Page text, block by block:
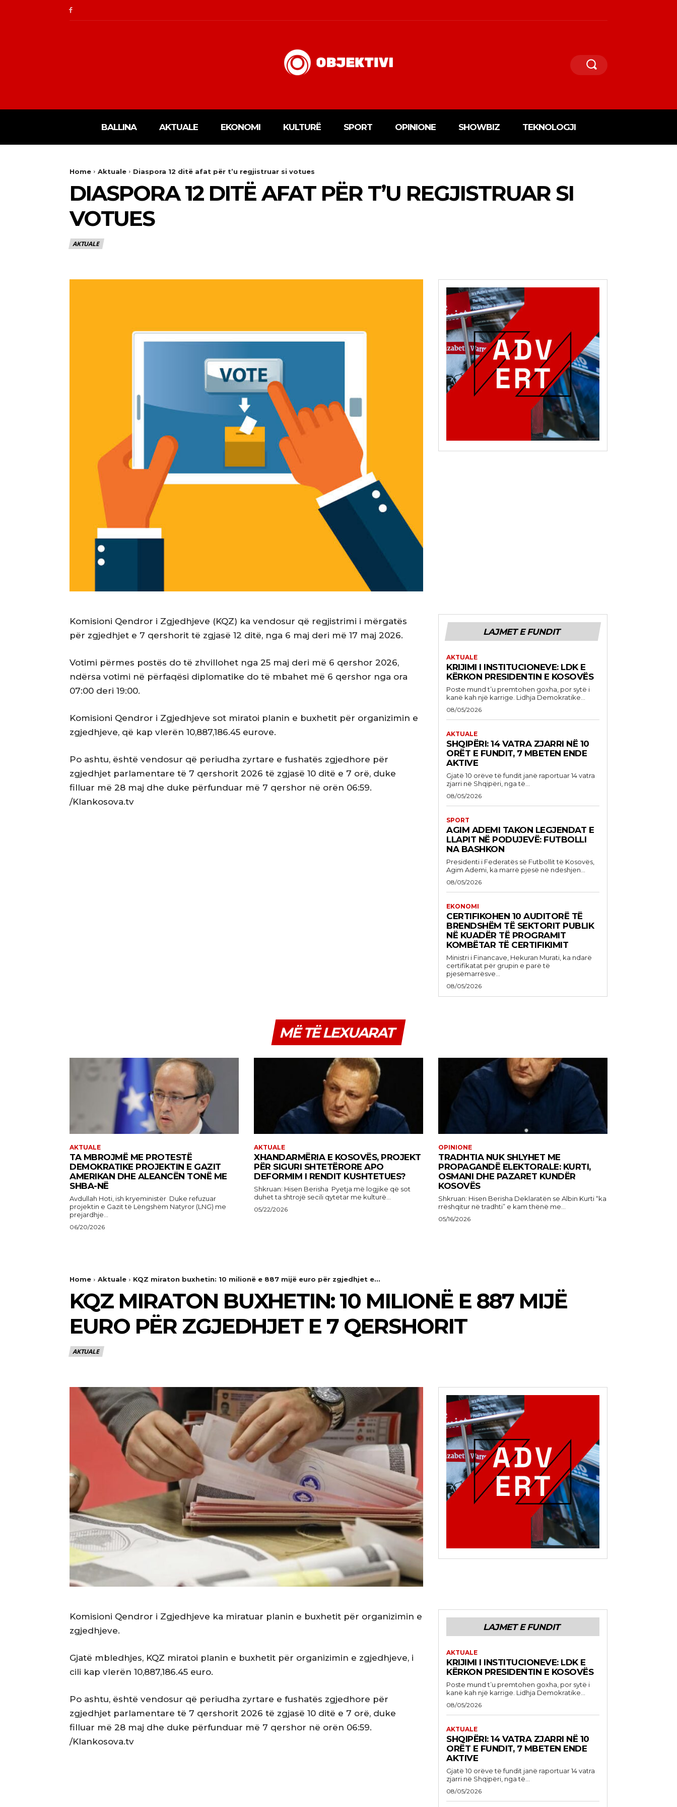
BALLINA AKTUALE EKONOMI KULTURË SPORT OPINIONE SHOWBIZ TEKNOLOGJI
Home Aktuale Diaspora 12 ditë afat për t’u regjistruar si votues
DIASPORA 12 DITË AFAT PËR T’U REGJISTRUAR SI
VOTUES
AKTUALE
Komisioni Qendror i Zgjedhjeve (KQZ) ka vendosur që regjistrimi i mërgatës
për zgjedhjet e 7 qershorit të zgjasë 12 ditë, nga 6 maj deri më 17 maj 2026.
Votimi përmes postës do të zhvillohet nga 25 maj deri më 6 qershor 2026,
ndërsa votimi në përfaqësi diplomatike do të mbahet më 6 qershor nga ora
07:00 deri 19:00.
Komisioni Qendror i Zgjedhjeve sot miratoi planin e buxhetit për organizimin e
zgjedhjeve, që kap vlerën 10,887,186.45 eurove.
Po ashtu, është vendosur që periudha zyrtare e fushatës zgjedhore për
zgjedhjet parlamentare të 7 qershorit 2026 të zgjasë 10 ditë e 7 orë, duke
filluar më 28 maj dhe duke përfunduar më 7 qershor në orën 06:59.
/Klankosova.tv
LAJMET E FUNDIT
AKTUALE
KRIJIMI I INSTITUCIONEVE: LDK E
KËRKON PRESIDENTIN E KOSOVËS
Poste mund t’u premtohen goxha, por sytë i
kanë kah një karrige. Lidhja Demokratike...
08/05/2026
AKTUALE
SHQIPËRI: 14 VATRA ZJARRI NË 10
ORËT E FUNDIT, 7 MBETEN ENDE
AKTIVE
Gjatë 10 orëve të fundit janë raportuar 14 vatra
zjarri në Shqipëri, nga të...
08/05/2026
SPORT
AGIM ADEMI TAKON LEGJENDAT E
LLAPIT NË PODUJEVË: FUTBOLLI
NA BASHKON
Presidenti i Federatës së Futbollit të Kosovës,
Agim Ademi, ka marrë pjesë në ndeshjen...
08/05/2026
EKONOMI
CERTIFIKOHEN 10 AUDITORË TË
BRENDSHËM TË SEKTORIT PUBLIK
NË KUADËR TË PROGRAMIT
KOMBËTAR TË CERTIFIKIMIT
Ministri i Financave, Hekuran Murati, ka ndarë
certifikatat për grupin e parë të
pjesëmarrësve...
08/05/2026
MË TË LEXUARAT
AKTUALE
TA MBROJMË ME PROTESTË
DEMOKRATIKE PROJEKTIN E GAZIT
AMERIKAN DHE ALEANCËN TONË ME
SHBA-NË
Avdullah Hoti, ish kryeministër Duke refuzuar
projektin e Gazit të Lëngshëm Natyror (LNG) me
prejardhje...
06/20/2026
AKTUALE
XHANDARMËRIA E KOSOVËS, PROJEKT
PËR SIGURI SHTETËRORE APO
DEFORMIM I RENDIT KUSHTETUES?
Shkruan: Hisen Berisha Pyetja më logjike që sot
duhet ta shtrojë secili qytetar me kulturë...
05/22/2026
OPINIONE
TRADHTIA NUK SHLYHET ME
PROPAGANDË ELEKTORALE: KURTI,
OSMANI DHE PAZARET KUNDËR
KOSOVËS
Shkruan: Hisen Berisha Deklaratën se Albin Kurti “ka
rrëshqitur në tradhti” e kam thënë me...
05/16/2026